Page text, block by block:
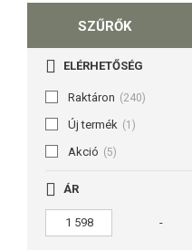
SZŰRŐK
ELÉRHETŐSÉG
Raktáron (240)
Új termék (1)
Akció (5)
ÁR
-